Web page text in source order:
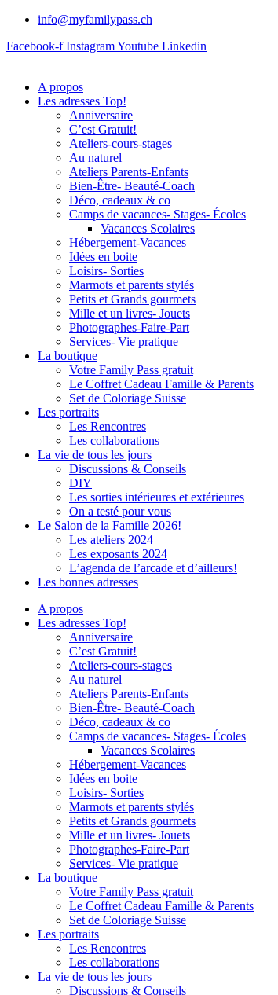
info@myfamilypass.ch
Facebook-f InstagramYoutube Linkedin
A propos
Les adresses Top!
Anniversaire
C’est Gratuit!
Ateliers-cours-stages
Au naturel
Ateliers Parents-Enfants
Bien-Être- Beauté-Coach
Déco, cadeaux & co
Camps de vacances- Stages- Écoles
Vacances Scolaires
Hébergement-Vacances
Idées en boite
Loisirs- Sorties
Marmots et parents stylés
Petits et Grands gourmets
Mille et un livres- Jouets
Photographes-Faire-Part
Services- Vie pratique
La boutique
Votre Family Pass gratuit
Le Coffret Cadeau Famille & Parents
Set de Coloriage Suisse
Les portraits
Les Rencontres
Les collaborations
La vie de tous les jours
Discussions & Conseils
DIY
Les sorties intérieures et extérieures
On a testé pour vous
Le Salon de la Famille 2026!
Les ateliers 2024
Les exposants 2024
L’agenda de l’arcade et d’ailleurs!
Les bonnes adresses
A propos
Les adresses Top!
Anniversaire
C’est Gratuit!
Ateliers-cours-stages
Au naturel
Ateliers Parents-Enfants
Bien-Être- Beauté-Coach
Déco, cadeaux & co
Camps de vacances- Stages- Écoles
Vacances Scolaires
Hébergement-Vacances
Idées en boite
Loisirs- Sorties
Marmots et parents stylés
Petits et Grands gourmets
Mille et un livres- Jouets
Photographes-Faire-Part
Services- Vie pratique
La boutique
Votre Family Pass gratuit
Le Coffret Cadeau Famille & Parents
Set de Coloriage Suisse
Les portraits
Les Rencontres
Les collaborations
La vie de tous les jours
Discussions & Conseils